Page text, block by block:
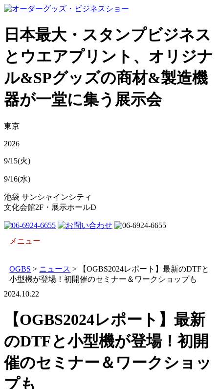
日本最大・スタンプビジネス
とウエアプリント、オリジナ
ル&SPグッズの商材&製造機
器が一堂に集う展示会
東京
2026
9/15(火)
9/16(水)
池袋 サンシャインシティ
文化会館2F・展示ホールD
メニュー
プレス向け
OGBS > ニュース >
【OGBS2024レポート】最新のDTFと
小型機が登場！初開催のセミナー＆ワークショップも
2024.10.22
【OGBS2024レポート】最新
のDTFと小型機が登場！初開
催のセミナー＆ワークショッ
プも